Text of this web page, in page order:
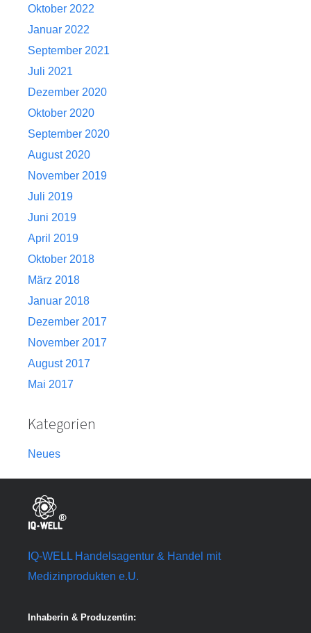
Oktober 2022
Januar 2022
September 2021
Juli 2021
Dezember 2020
Oktober 2020
September 2020
August 2020
November 2019
Juli 2019
Juni 2019
April 2019
Oktober 2018
März 2018
Januar 2018
Dezember 2017
November 2017
August 2017
Mai 2017
Kategorien
Neues
IQ-WELL Handelsagentur & Handel mit
Medizinprodukten e.U.
Inhaberin & Produzentin: